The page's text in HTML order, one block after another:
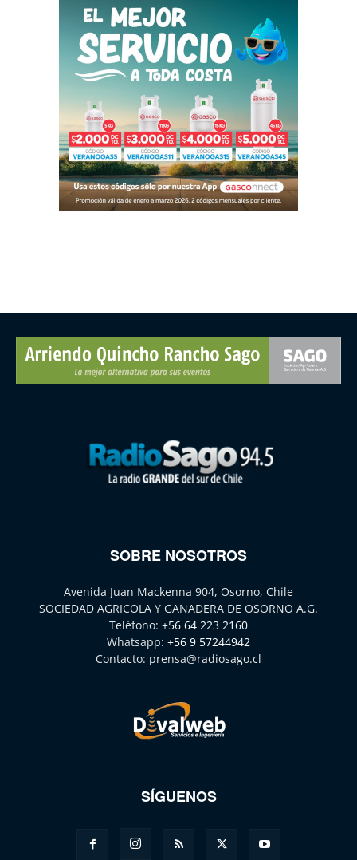
SOBRE NOSOTROS
Avenida Juan Mackenna 904, Osorno, Chile
SOCIEDAD AGRICOLA Y GANADERA DE OSORNO A.G.
Teléfono: +56 64 223 2160
Whatsapp: +56 9 57244942
Contacto: prensa@radiosago.cl
SÍGUENOS